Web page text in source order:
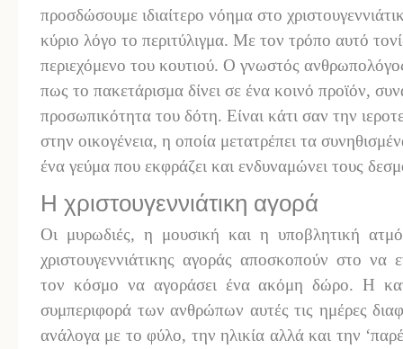
προσδώσουμε ιδιαίτερο νόημα στο
κύριο λόγο το περιτύλιγμα. Με τον τρόπο αυτό
περιεχόμενο του κουτιού. Ο γνωστός
πως το πακετάρισμα δίνει σε ένα κοινό προϊόν,
προσωπικότητα του δότη. Είναι κάτι σαν την
στην οικογένεια, η οποία μετατρέπει τα
ένα γεύμα που εκφράζει και ενδυναμώνει τους
Η χριστουγεννιάτικη αγορά
Οι μυρωδιές, η μουσική και η υποβλητική
χριστουγεννιάτικης αγοράς αποσκοπούν στο να
τον κόσμο να αγοράσει ένα ακόμη δώρο. Η
συμπεριφορά των ανθρώπων αυτές τις ημέρες
ανάλογα με το φύλο, την ηλικία αλλά και την